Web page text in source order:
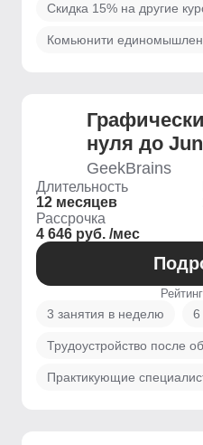
Скидка 15% на другие
Комьюнити
нуля до
GeekBrains
Длительность
12 месяцев
Рассрочка
4 646 руб. /мес
Рейтинг
3 занятия в неделю 6
Трудоустройство после
Практикующие